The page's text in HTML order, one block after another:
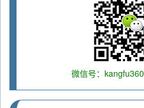
微信号：kangfu360